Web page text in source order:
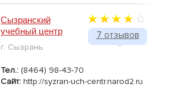
7 отзывов
Сызранский
учебный центр
г. Сызрань
Тел.: (8464) 98-43-70
Сайт: http://syzran-uch-centr.narod2.ru